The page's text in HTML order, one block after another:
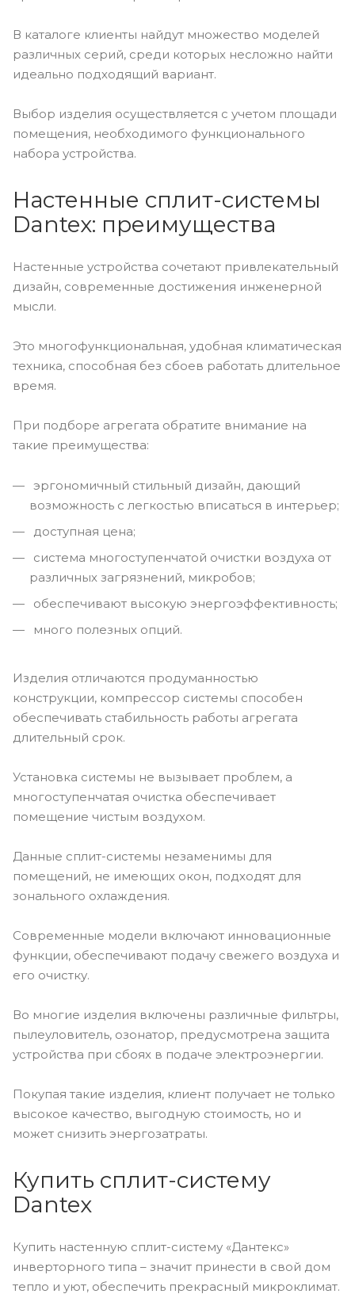
В каталоге клиенты найдут множество моделей
различных серий, среди которых несложно найти
идеально подходящий вариант.
Выбор изделия осуществляется с учетом площади
помещения, необходимого функционального
набора устройства.
Настенные сплит-системы
Dantex: преимущества
Настенные устройства сочетают привлекательный
дизайн, современные достижения инженерной
мысли.
Это многофункциональная, удобная климатическая
техника, способная без сбоев работать длительное
время.
При подборе агрегата обратите внимание на
такие преимущества:
эргономичный стильный дизайн, дающий
возможность с легкостью вписаться в интерьер;
доступная цена;
система многоступенчатой очистки воздуха от
различных загрязнений, микробов;
обеспечивают высокую энергоэффективность;
много полезных опций.
Изделия отличаются продуманностью
конструкции, компрессор системы способен
обеспечивать стабильность работы агрегата
длительный срок.
Установка системы не вызывает проблем, а
многоступенчатая очистка обеспечивает
помещение чистым воздухом.
Данные сплит-системы незаменимы для
помещений, не имеющих окон, подходят для
зонального охлаждения.
Современные модели включают инновационные
функции, обеспечивают подачу свежего воздуха и
его очистку.
Во многие изделия включены различные фильтры,
пылеуловитель, озонатор, предусмотрена защита
устройства при сбоях в подаче электроэнергии.
Покупая такие изделия, клиент получает не только
высокое качество, выгодную стоимость, но и
может снизить энергозатраты.
Купить сплит-систему
Dantex
Купить настенную сплит-систему «Дантекс»
инверторного типа – значит принести в свой дом
тепло и уют, обеспечить прекрасный микроклимат.